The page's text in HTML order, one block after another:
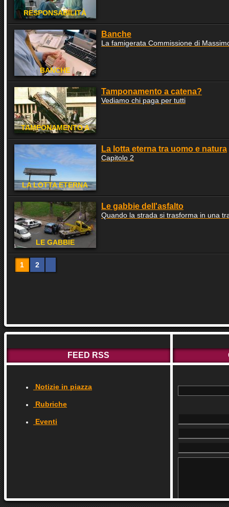
RESPONSABILITÀ
SANITARIA
BANCHE
Banche
La famigerata Commissione di
TAMPONAMENTO A
CATENA?
Tamponamento a catena?
Vediamo chi paga per tutti
LA LOTTA ETERNA
TRA UOMO E NATURA
La lotta eterna tra uomo e natura
Capitolo 2
LE GABBIE
DELL'ASFALTO
Le gabbie dell'asfalto
Quando la strada si trasforma in una
1 2
FEED RSS
Notizie in piazza
Rubriche
Eventi